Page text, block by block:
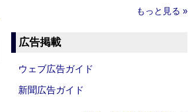
もっと見る »
広告掲載
ウェブ広告ガイド
新聞広告ガイド